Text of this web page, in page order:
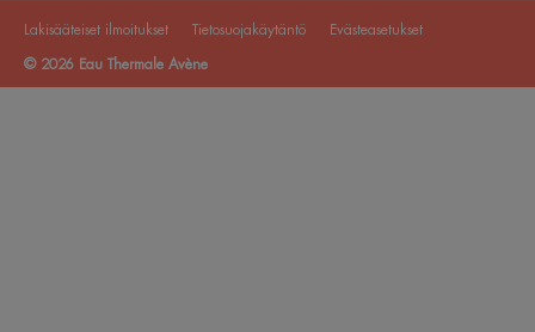
Lakisääteiset ilmoitukset Tietosuojakäytäntö Evästeasetukset
© 2026 Eau Thermale Avène